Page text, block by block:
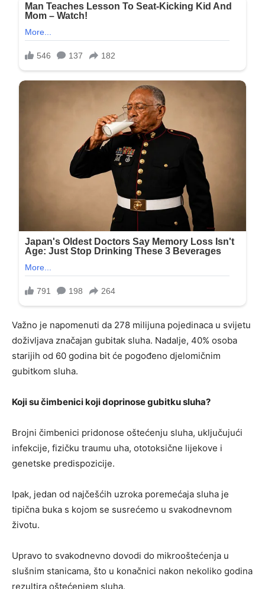
Važno je napomenuti da 278 milijuna pojedinaca u svijetu
doživljava značajan gubitak sluha. Nadalje, 40% osoba
starijih od 60 godina bit će pogođeno djelomičnim
gubitkom sluha.
Koji su čimbenici koji doprinose gubitku sluha?
Brojni čimbenici pridonose oštećenju sluha, uključujući
infekcije, fizičku traumu uha, ototoksične lijekove i
genetske predispozicije.
Ipak, jedan od najčešćih uzroka poremećaja sluha je
tipična buka s kojom se susrećemo u svakodnevnom
životu.
Upravo to svakodnevno dovodi do mikrooštećenja u
slušnim stanicama, što u konačnici nakon nekoliko godina
rezultira oštećenjem sluha.